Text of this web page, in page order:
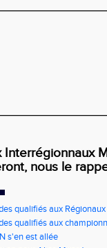
Interrégionnaux
nous le
qualifiés aux
qualifiés aux
s'en est allée